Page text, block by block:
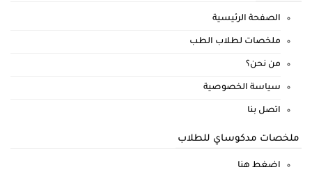
الصفحة الرئيسية
ملخصات لطلاب الطب
من نحن؟
سياسة الخصوصية
اتصل بنا
ملخصات مدكوساي للطلاب
اضغط هنا